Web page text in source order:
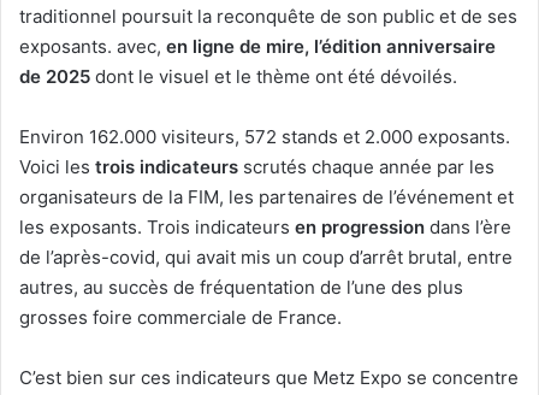
traditionnel poursuit la reconquête de son public et de ses
exposants. avec, en ligne de mire, l’édition anniversaire
de 2025 dont le visuel et le thème ont été dévoilés.
Environ 162.000 visiteurs, 572 stands et 2.000 exposants.
Voici les trois indicateurs scrutés chaque année par les
organisateurs de la FIM, les partenaires de l’événement et
les exposants. Trois indicateurs en progression dans l’ère
de l’après-covid, qui avait mis un coup d’arrêt brutal, entre
autres, au succès de fréquentation de l’une des plus
grosses foire commerciale de France.
C’est bien sur ces indicateurs que Metz Expo se concentre